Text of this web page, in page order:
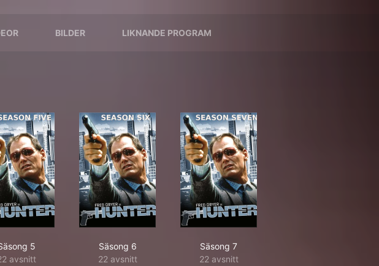
BILDER LIKNANDE PROGRAM
5
avsnitt
Säsong 6
22 avsnitt
Säsong 7
22 avsnitt